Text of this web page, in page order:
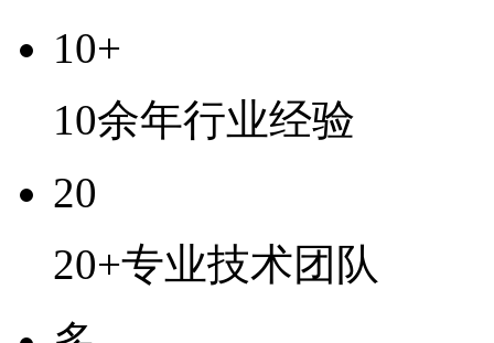
10+
10余年行业经验
20
20+专业技术团队